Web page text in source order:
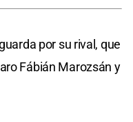
por su rival, que
Fábián Marozsán y